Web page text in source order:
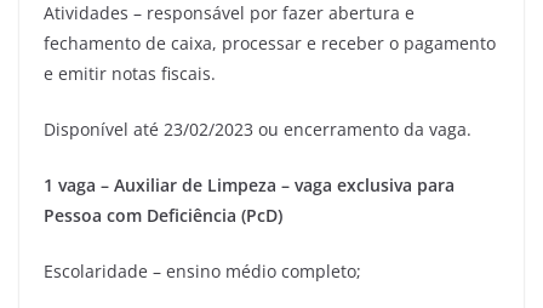
Atividades – responsável por fazer abertura e
fechamento de caixa, processar e receber o pagamento
e emitir notas fiscais.
Disponível até 23/02/2023 ou encerramento da vaga.
1 vaga – Auxiliar de Limpeza – vaga exclusiva para
Pessoa com Deficiência (PcD)
Escolaridade – ensino médio completo;